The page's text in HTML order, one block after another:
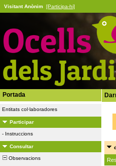
Visitant Anònim [Participa-hi]
Portada
Entitats col·laboradores
Participar
- Instruccions
Consultar
Observacions